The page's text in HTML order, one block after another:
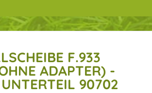
F.933
ADAPTER) -
90702